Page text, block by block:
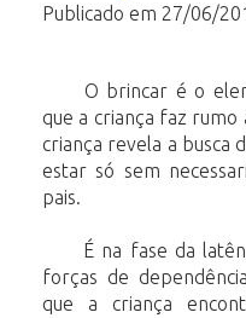
Publicado em 27/06/
O brincar é o
que a criança faz rumo
criança revela a busca
estar só sem
pais.
É na fase da
forças de
que a criança